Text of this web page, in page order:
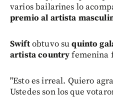
varios bailarines lo
premio al artista
Swiftobtuvo suquinto
artista countryfemenina
"Esto es irreal. Quiero
Ustedes son los que